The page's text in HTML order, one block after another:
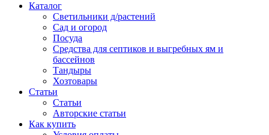
Каталог
Светильники д/растений
Сад и огород
Посуда
Средства для септиков и выгребных ям и
бассейнов
Тандыры
Хозтовары
Статьи
Статьи
Авторские статьи
Как купить